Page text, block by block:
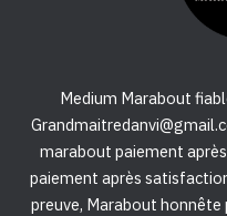
Medium Marabout
marabout paiement
paiement après
preuve, Marabout honnête